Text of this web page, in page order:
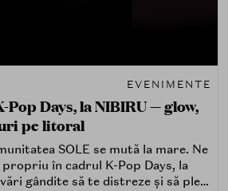
EVENIMENTE
Pop Days, la NIBIRU — glow,
pe litoral
SOLE se mută la mare. Ne
în cadrul K-Pop Days, la
gândite să te distreze și să pleci